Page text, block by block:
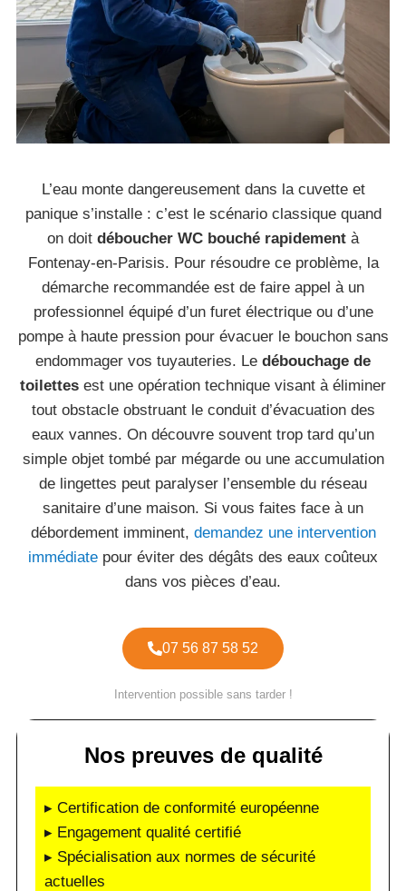
L’eau monte dangereusement dans la cuvette et
panique s’installe : c’est le scénario classique quand
on doit déboucher WC bouché rapidement à
Fontenay-en-Parisis. Pour résoudre ce problème, la
démarche recommandée est de faire appel à un
professionnel équipé d’un furet électrique ou d’une
pompe à haute pression pour évacuer le bouchon sans
endommager vos tuyauteries. Le débouchage de
toilettes est une opération technique visant à éliminer
tout obstacle obstruant le conduit d’évacuation des
eaux vannes. On découvre souvent trop tard qu’un
simple objet tombé par mégarde ou une accumulation
de lingettes peut paralyser l’ensemble du réseau
sanitaire d’une maison. Si vous faites face à un
débordement imminent, demandez une intervention
immédiate pour éviter des dégâts des eaux coûteux
dans vos pièces d’eau.
07 56 87 58 52
Intervention possible sans tarder !
Nos preuves de qualité
▸ Certification de conformité européenne
▸ Engagement qualité certifié
▸ Spécialisation aux normes de sécurité
actuelles